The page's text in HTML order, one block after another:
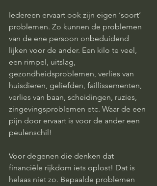
Iedereen ervaart ook zijn eigen ‘soort’
problemen. Zo kunnen de problemen
van de ene persoon onbeduidend
lijken voor de ander. Een kilo te veel,
een rimpel, uitslag,
gezondheidsproblemen, verlies van
huisdieren, geliefden, faillissementen,
verlies van baan, scheidingen, ruzies,
zingevingsproblemen etc. Waar de een
pijn door ervaart is voor de ander een
peulenschil!
Voor degenen die denken dat
financiële rijkdom iets oplost! Dat is
helaas niet zo. Bepaalde problemen